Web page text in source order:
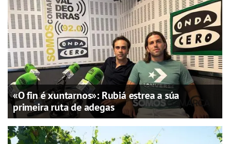
«O fin é xuntarnos»: Rubiá estrea a súa
primeira ruta de adegas